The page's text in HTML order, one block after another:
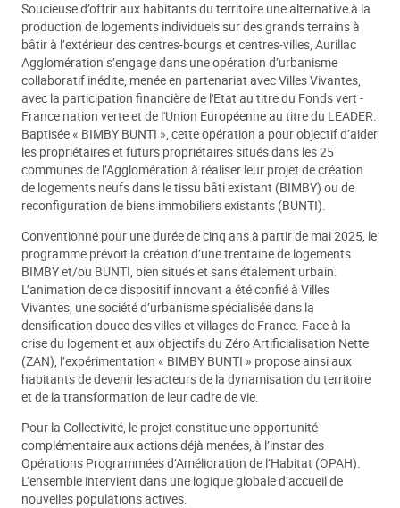
Soucieuse d’offrir aux habitants du territoire une alternative à la
production de logements individuels sur des grands terrains à
bâtir à l’extérieur des centres-bourgs et centres-villes, Aurillac
Agglomération s’engage dans une opération d’urbanisme
collaboratif inédite, menée en partenariat avec Villes Vivantes,
avec la participation financière de l'Etat au titre du Fonds vert -
France nation verte et de l'Union Européenne au titre du LEADER.
Baptisée « BIMBY BUNTI », cette opération a pour objectif d’aider
les propriétaires et futurs propriétaires situés dans les 25
communes de l’Agglomération à réaliser leur projet de création
de logements neufs dans le tissu bâti existant (BIMBY) ou de
reconfiguration de biens immobiliers existants (BUNTI).
Conventionné pour une durée de cinq ans à partir de mai 2025, le
programme prévoit la création d’une trentaine de logements
BIMBY et/ou BUNTI, bien situés et sans étalement urbain.
L’animation de ce dispositif innovant a été confié à Villes
Vivantes, une société d’urbanisme spécialisée dans la
densification douce des villes et villages de France. Face à la
crise du logement et aux objectifs du Zéro Artificialisation Nette
(ZAN), l’expérimentation « BIMBY BUNTI » propose ainsi aux
habitants de devenir les acteurs de la dynamisation du territoire
et de la transformation de leur cadre de vie.
Pour la Collectivité, le projet constitue une opportunité
complémentaire aux actions déjà menées, à l’instar des
Opérations Programmées d’Amélioration de l’Habitat (OPAH).
L’ensemble intervient dans une logique globale d’accueil de
nouvelles populations actives.